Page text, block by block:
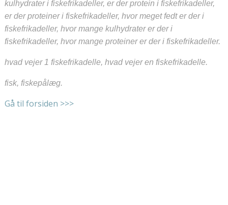
kulhydrater i fiskefrikadeller, er der protein i fiskefrikadeller,
er der proteiner i fiskefrikadeller, hvor meget fedt er der i
fiskefrikadeller, hvor mange kulhydrater er der i
fiskefrikadeller, hvor mange proteiner er der i fiskefrikadeller.
hvad vejer 1 fiskefrikadelle, hvad vejer en fiskefrikadelle.
fisk, fiskepålæg.
Gå til forsiden >>>